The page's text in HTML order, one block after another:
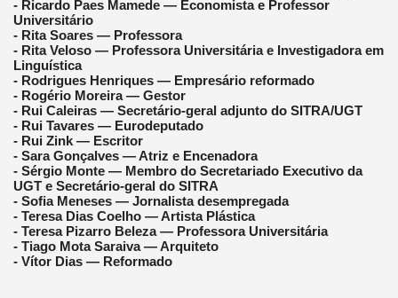
- Ricardo Paes Mamede — Economista e Professor
Universitário
- Rita Soares — Professora
- Rita Veloso — Professora Universitária e Investigadora em
Linguística
- Rodrigues Henriques — Empresário reformado
- Rogério Moreira — Gestor
- Rui Caleiras — Secretário-geral adjunto do SITRA/UGT
- Rui Tavares — Eurodeputado
- Rui Zink — Escritor
- Sara Gonçalves — Atriz e Encenadora
- Sérgio Monte — Membro do Secretariado Executivo da
UGT e Secretário-geral do SITRA
- Sofia Meneses — Jornalista desempregada
- Teresa Dias Coelho — Artista Plástica
- Teresa Pizarro Beleza — Professora Universitária
- Tiago Mota Saraiva — Arquiteto
- Vítor Dias — Reformado